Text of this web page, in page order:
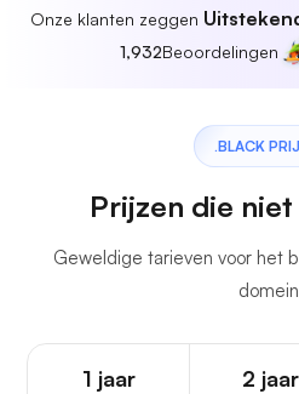
Onze klanten zeggen
1,932Beoordelingen
.BLACK
Prijzen die
Geweldige tarieven voor het
1 jaar 2 jaar